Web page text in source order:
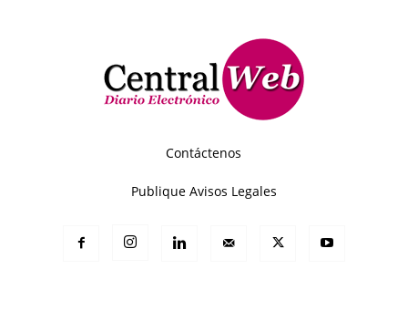
Contáctenos
Publique Avisos Legales